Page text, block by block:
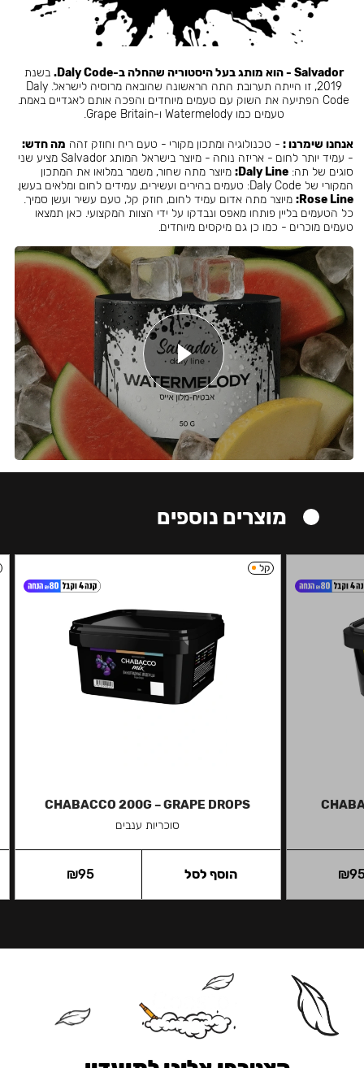
Salvador - הוא מותג בעל היסטוריה שהחלה ב-Daly Code.
בשנת
2019, זו הייתה תערובת התה הראשונה שהובאה מרוסיה לישראל. Daly
Code הפתיעה את השוק עם טעמים מיוחדים והפכה אותם לאגדיים באמת.
טעמים כמו Watermelody ו-Grape Britain.
אנחנו שימרנו : - טכנולוגיה ומתכון מקורי - טעם ריח וחוזק זהה מה חדש:
- עמיד יותר לחום - אריזה נוחה - מיוצר בישראל המותג Salvador מציע שני
סוגים של תה:Daly Line: מיוצר מתה שחור, משמר במלואו את המתכון
המקורי של Daly Code: טעמים בהירים ועשירים, עמידים לחום ומלאים בעשן.
Rose Line: מיוצר מתה אדום עמיד לחום, חוזק קל, טעם עשיר ועשן סמיך.
כל הטעמים בליין פותחו מאפס ונבדקו על ידי הצוות המקצועי. כאן תמצאו
טעמים מוכרים - כמו כן גם מיקסים מיוחדים.
מוצרים נוספים
₪
קל
CHABACCO 200G – GRAPE DROPS
סוכריות ענבים
₪95 הוסף לסל